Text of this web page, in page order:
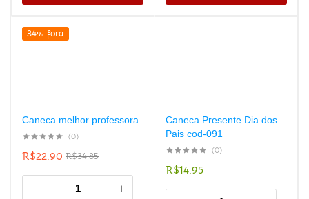
34% fora
Caneca melhor professora
(0)
R$34.85
R$22.90
Caneca Presente Dia dos
Pais cod-091
(0)
R$14.95